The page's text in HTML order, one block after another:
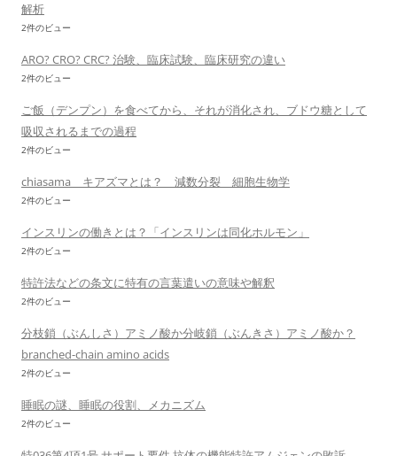
解析
2件のビュー
ARO? CRO? CRC? 治験、臨床試験、臨床研究の違い
2件のビュー
ご飯（デンプン）を食べてから、それが消化され、ブドウ糖として
吸収されるまでの過程
2件のビュー
chiasama キアズマとは？ 減数分裂 細胞生物学
2件のビュー
インスリンの働きとは？「インスリンは同化ホルモン」
2件のビュー
特許法などの条文に特有の言葉遣いの意味や解釈
2件のビュー
分枝鎖（ぶんしさ）アミノ酸か分岐鎖（ぶんきさ）アミノ酸か？
branched-chain amino acids
2件のビュー
睡眠の謎、睡眠の役割、メカニズム
2件のビュー